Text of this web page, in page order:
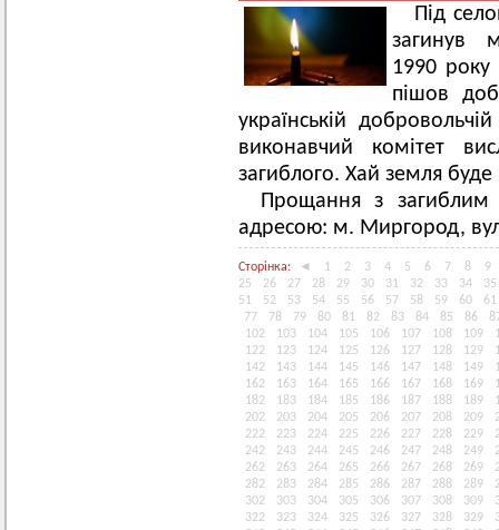
Під
загинув
1990 року
пішов
українській
виконавчий комітет
загиблого. Хай земля
Прощання з загиблим
адресою: м. Миргород,
Сторінка: ◄ 1 2 3 4 5 6 7 8
9
25
26 27 28 29 30 31 32 33 34
35
51
52 53 54 55 56 57 58 59 60
61
77
78 79 80 81 82 83 84 85 86
102
103 104 105 106 107 108 109
122
123 124 125 126 127 128 129
142
143 144 145 146 147 148 149
162
163 164 165 166 167 168 169
182
183 184 185 186 187 188 189
202
203 204 205 206 207 208 209
222
223 224 225 226 227 228 229
242
243 244 245 246 247 248 249
262
263 264 265 266 267 268 269
282
283 284 285 286 287 288 289
302
303 304 305 306 307 308 309
322
323 324 325 326 327 328 329